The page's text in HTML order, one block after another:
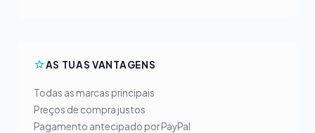
AS TUAS VANTAGENS
Todas as marcas principais
Preços de compra justos
Pagamento antecipado por PayPal